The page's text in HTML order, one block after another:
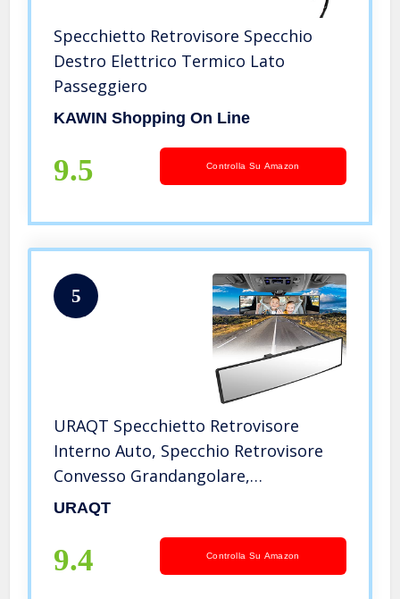
Specchietto Retrovisore Specchio
Destro Elettrico Termico Lato
Passeggiero
KAWIN Shopping On Line
9.5 Controlla Su Amazon
5
URAQT Specchietto Retrovisore
Interno Auto, Specchio Retrovisore
Convesso Grandangolare,
Specchietto Retrovisore Interno
Auto, SUV, Camion
URAQT
9.4 Controlla Su Amazon